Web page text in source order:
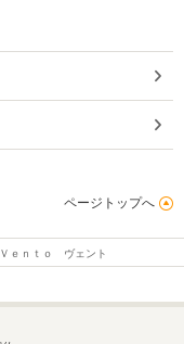
ページトップへ
Ｖｅｎｔｏ ヴェント